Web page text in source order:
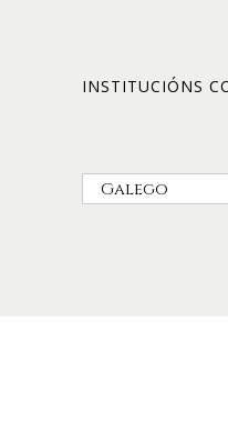
INSTITUCIÓNS
Galego